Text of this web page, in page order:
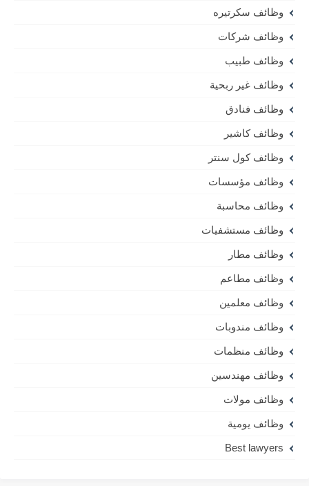
وظائف سكرتيره
وظائف شركات
وظائف طبيب
وظائف غير ربحية
وظائف فنادق
وظائف كاشير
وظائف كول سنتر
وظائف مؤسسات
وظائف محاسبة
وظائف مستشفيات
وظائف مطار
وظائف مطاعم
وظائف معلمين
وظائف مندوبات
وظائف منظمات
وظائف مهندسين
وظائف مولات
وظائف يومية
Best lawyers